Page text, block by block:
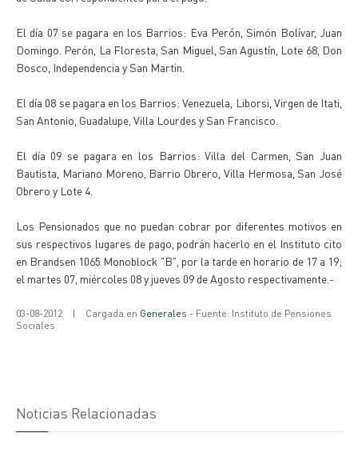
El día 07 se pagara en los Barrios: Eva Perón, Simón Bolívar, Juan
Domingo. Perón, La Floresta, San Miguel, San Agustín, Lote 68, Don
Bosco, Independencia y San Martin.
El día 08 se pagara en los Barrios: Venezuela, Liborsi, Virgen de Itati,
San Antonio, Guadalupe, Villa Lourdes y San Francisco.
El día 09 se pagara en los Barrios: Villa del Carmen, San Juan
Bautista, Mariano Moreno, Barrio Obrero, Villa Hermosa, San José
Obrero y Lote 4.
Los Pensionados que no puedan cobrar por diferentes motivos en
sus respectivos lugares de pago, podrán hacerlo en el Instituto cito
en Brandsen 1065 Monoblock "B", por la tarde en horario de 17 a 19;
el martes 07, miércoles 08 y jueves 09 de Agosto respectivamente.-
03-08-2012 | Cargada en Generales - Fuente: Instituto de Pensiones
Sociales
Noticias Relacionadas